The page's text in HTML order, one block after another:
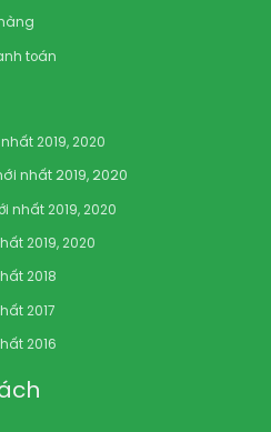
toán
2019, 2020
nhất 2019, 2020
nhất 2019, 2020
2019, 2020
2018
2017
2016